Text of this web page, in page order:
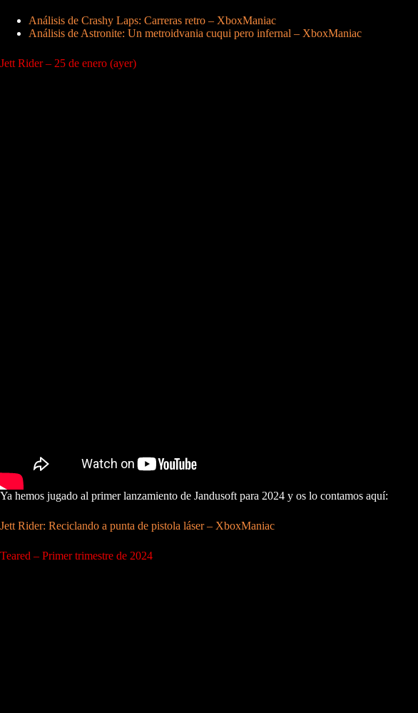
Análisis de Crashy Laps: Carreras retro – XboxManiac
Análisis de Astronite: Un metroidvania cuqui pero infernal – XboxManiac
Jett Rider – 25 de enero (ayer)
Ya hemos jugado al primer lanzamiento de Jandusoft para 2024 y os lo contamos aquí:
Jett Rider: Reciclando a punta de pistola láser – XboxManiac
Teared – Primer trimestre de 2024